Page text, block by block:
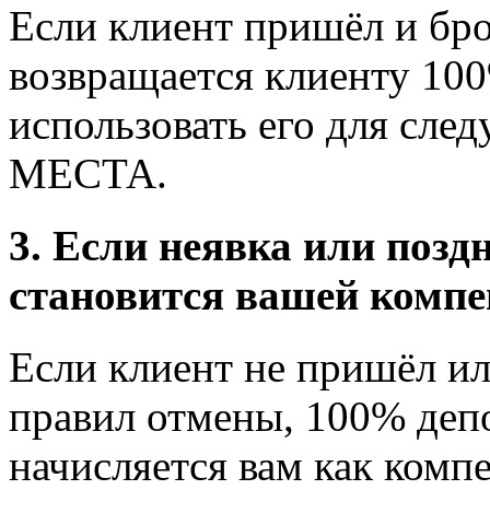
Если клиент пришёл и
возвращается клиенту
использовать его для
МЕСТА.
3. Если неявка или
становится вашей
Если клиент не пришёл
правил отмены, 100%
начисляется вам как